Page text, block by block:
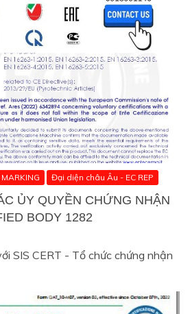
Đại diện châu Âu - EC REP
ỦY QUYỀN CHỨNG NHẬN
BODY 1282
SIS CERT - Tổ chức chứng nhận